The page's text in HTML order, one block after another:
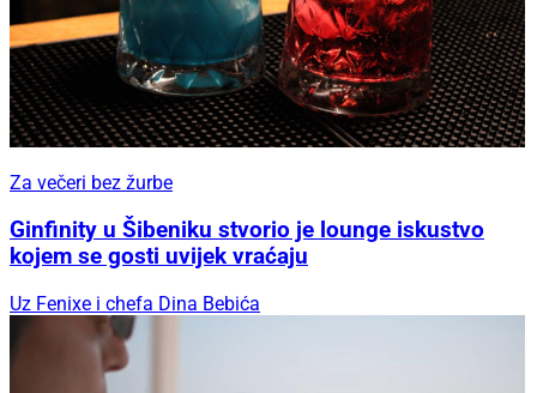
Za večeri bez žurbe
Ginfinity u Šibeniku stvorio je lounge iskustvo
kojem se gosti uvijek vraćaju
Uz Fenixe i chefa Dina Bebića